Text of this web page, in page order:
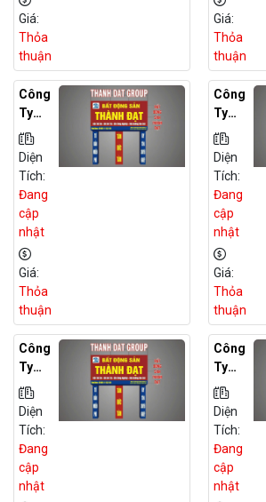
Nam
Định
Giá:
Thỏa
thuận
Hà
Nam
Giá:
Thỏa
thuận
Công
Ty
Môi
Giới
BĐS
Đất
Dự
Án
Tại
Thái
Bình
Diện
Tích:
Đang
cập
nhật
Giá:
Thỏa
thuận
Công
Ty
Môi
Giới
BĐS
Đất
Dự
Án
Tại
Hải
Dươn
G
Diện
Tích:
Đang
cập
nhật
Giá:
Thỏa
thuận
Công
Ty
Môi
Giới
BĐS
Đất
Dự
Án
Tại
Diện
Tích:
Đang
cập
nhật
Công
Ty
Môi
Giới
BĐS
Đất
Dự
Án
Tại
Diện
Tích:
Đang
cập
nhật